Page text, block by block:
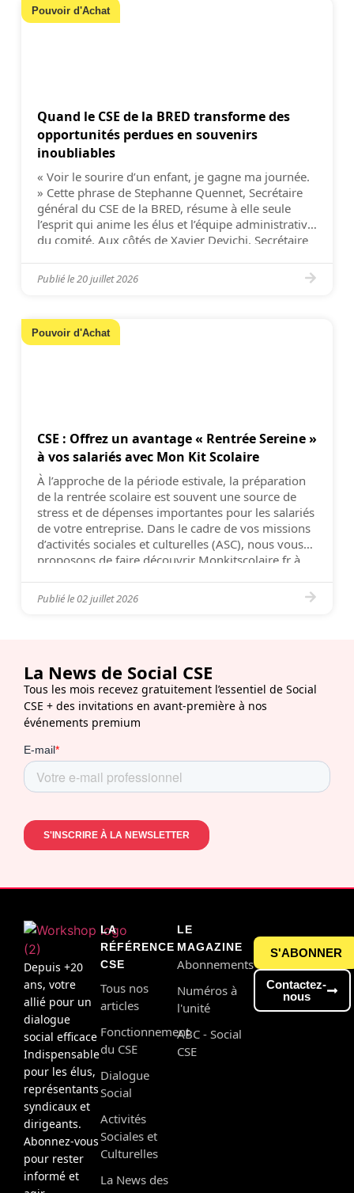
Pouvoir d'Achat
Quand le CSE de la BRED transforme des
opportunités perdues en souvenirs
inoubliables
« Voir le sourire d’un enfant, je gagne ma journée.
» Cette phrase de Stephanne Quennet, Secrétaire
général du CSE de la BRED, résume à elle seule
l’esprit qui anime les élus et l’équipe administrative
du comité. Aux côtés de Xavier Devichi, Secrétaire
administrative, ils œuvrent chaque jour […]
Publié le20 juillet 2026
Pouvoir d'Achat
CSE : Offrez un avantage « Rentrée Sereine »
à vos salariés avec Mon Kit Scolaire
À l’approche de la période estivale, la préparation
de la rentrée scolaire est souvent une source de
stress et de dépenses importantes pour les salariés
de votre entreprise. Dans le cadre de vos missions
d’activités sociales et culturelles (ASC), nous vous
proposons de faire découvrir Monkitscolaire.fr à
de commander en quelques […]
Publié le02 juillet 2026
La News de Social CSE
Tous les mois recevez gratuitement l’essentiel de Social
CSE + des invitations en avant-première à nos
événements premium
Depuis +20
ans, votre
allié pour un
dialogue
social efficace
Indispensable
pour les élus,
représentants
syndicaux et
dirigeants.
Abonnez-vous
pour rester
informé et
LA
RÉFÉRENCE
CSE
Tous nos
articles
Fonctionnement
du CSE
Dialogue
Social
Activités
Sociales et
Culturelles
La News des
LE
MAGAZINE
Abonnements
Numéros à
l'unité
ABC - Social
CSE
S'ABONNER
Contactez-
nous